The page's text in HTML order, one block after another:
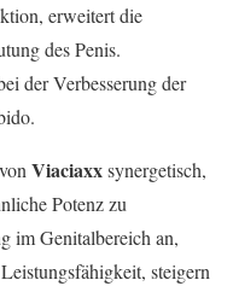
erweitert die
des Penis.
der Verbesserung der
Viaciaxxsynergetisch,
Potenz zu
im Genitalbereich an,
steigern